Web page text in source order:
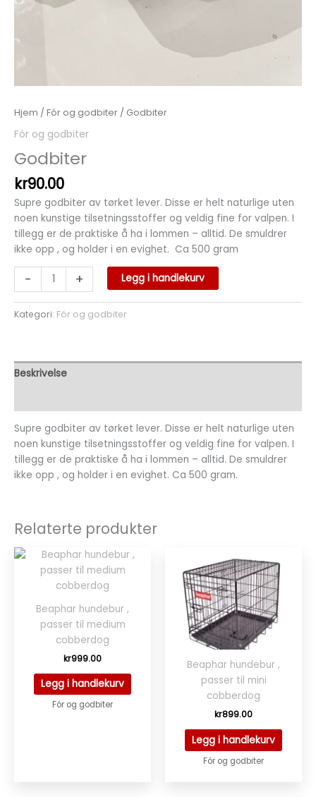
Hjem / Fór og godbiter / Godbiter
Fór og godbiter
Godbiter
kr90.00
Supre godbiter av tørket lever. Disse er helt naturlige uten
noen kunstige tilsetningsstoffer og veldig fine for valpen. I
tillegg er de praktiske å ha i lommen – alltid. De smuldrer
ikke opp , og holder i en evighet. Ca 500 gram
- + Legg i handlekurv
Kategori: Fór og godbiter
Beskrivelse
Supre godbiter av tørket lever. Disse er helt naturlige uten
noen kunstige tilsetningsstoffer og veldig fine for valpen. I
tillegg er de praktiske å ha i lommen – alltid. De smuldrer
ikke opp , og holder i en evighet. Ca 500 gram.
Relaterte produkter
Beaphar hundebur ,
passer til medium
cobberdog
kr999.00
Legg i handlekurv
Fór og godbiter
Beaphar hundebur ,
passer til mini
cobberdog
kr899.00
Legg i handlekurv
Fór og godbiter